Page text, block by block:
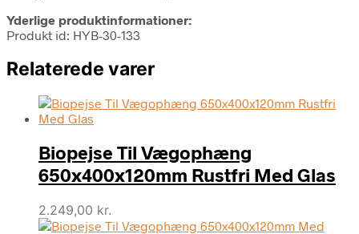
Yderlige produktinformationer:
Produkt id: HYB-30-133
Relaterede varer
Biopejse Til Vægophæng
650x400x120mm Rustfri Med Glas
2.249,00 kr.